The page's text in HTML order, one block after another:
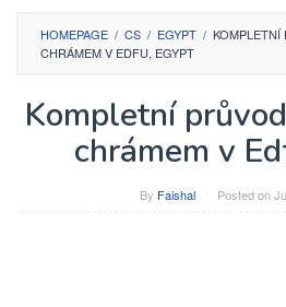
HOMEPAGE / CS / EGYPT / KOMPLETNÍ
CHRÁMEM V EDFU, EGYPT
Kompletní
chrámem v
By Faishal Posted on